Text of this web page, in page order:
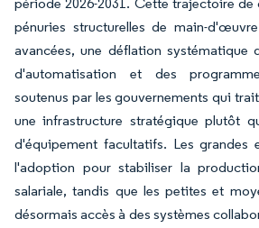
pénuries structurelles de main-
avancées, une déflation systématique
d'automatisation et des
soutenus par les gouvernements qui
une infrastructure stratégique plutôt
d'équipement facultatifs. Les grandes
l'adoption pour stabiliser la
salariale, tandis que les petites et
désormais accès à des systèmes